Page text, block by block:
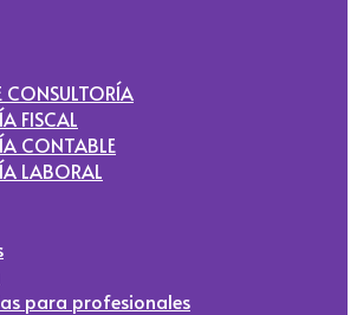
CONSULTORÍA
FISCAL
CONTABLE
LABORAL
para profesionales